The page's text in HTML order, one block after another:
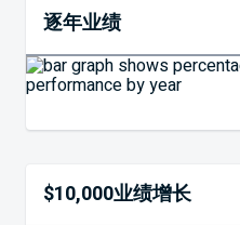
逐年业绩
$10,000业绩增长